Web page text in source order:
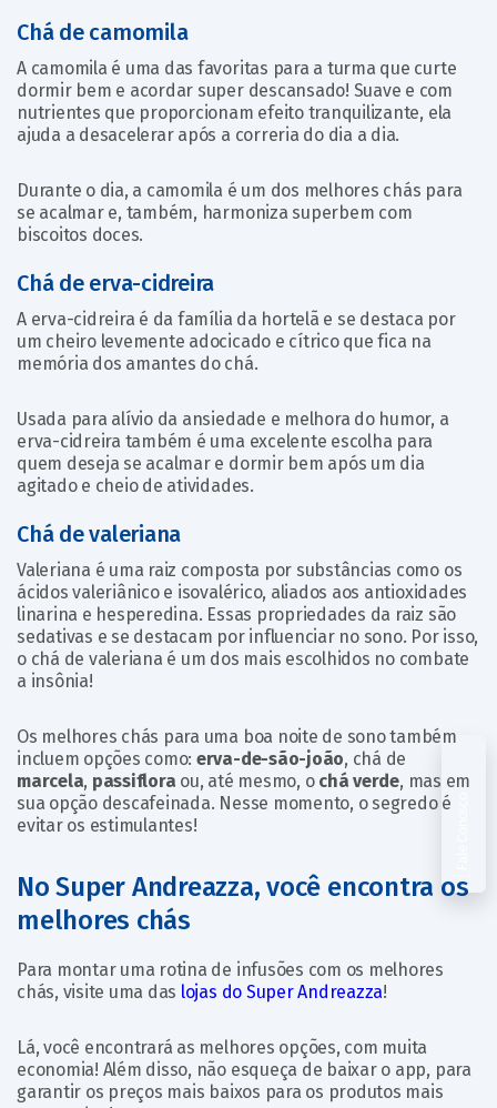
Chá de camomila
A camomila é uma das favoritas para a turma que curte
dormir bem e acordar super descansado! Suave e com
nutrientes que proporcionam efeito tranquilizante, ela
ajuda a desacelerar após a correria do dia a dia.
Durante o dia, a camomila é um dos melhores chás para
se acalmar e, também, harmoniza superbem com
biscoitos doces.
Chá de erva-cidreira
A erva-cidreira é da família da hortelã e se destaca por
um cheiro levemente adocicado e cítrico que fica na
memória dos amantes do chá.
Usada para alívio da ansiedade e melhora do humor, a
erva-cidreira também é uma excelente escolha para
quem deseja se acalmar e dormir bem após um dia
agitado e cheio de atividades.
Chá de valeriana
Valeriana é uma raiz composta por substâncias como os
ácidos valeriânico e isovalérico, aliados aos antioxidades
linarina e hesperedina. Essas propriedades da raiz são
sedativas e se destacam por influenciar no sono. Por isso,
o chá de valeriana é um dos mais escolhidos no combate
a insônia!
Os melhores chás para uma boa noite de sono também
incluem opções como: erva-de-são-joão, chá de
marcela, passiflora ou, até mesmo, o chá verde, mas em
sua opção descafeinada. Nesse momento, o segredo é
evitar os estimulantes!
No Super Andreazza, você encontra os
melhores chás
Para montar uma rotina de infusões com os melhores
chás, visite uma das lojas do Super Andreazza!
Lá, você encontrará as melhores opções, com muita
economia! Além disso, não esqueça de baixar o app, para
garantir os preços mais baixos para os produtos mais